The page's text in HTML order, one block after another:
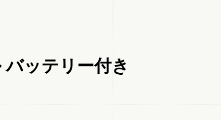
ッテリー付き